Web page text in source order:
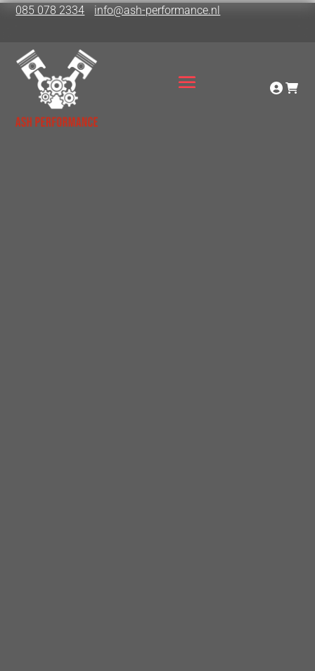
085 078 2334 info@ash-performance.nl